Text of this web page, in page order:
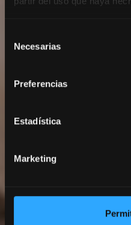
Necesarias
Preferencias
Estadística
Marketing
Chambre